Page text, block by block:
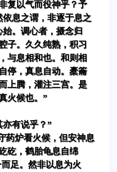
复以气而役神乎？予
息之谓，非逐于息之
。调心者，摄念归
子。久久纯熟，积习
与息相和也。和则相
停，真息自动。橐籥
上腾，灌注三宫。是
火候也。”
亦有说乎？”
药炉看火候，但安神息
矻，鹤胎龟息自绵
足。然非以息为火